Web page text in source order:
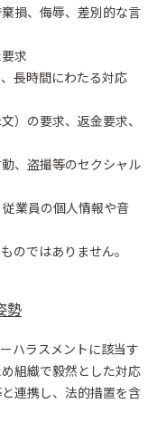
損、侮辱、差別的な言
求
長時間にわたる対応
）の要求、返金要求、
、盗撮等のセクシャル
業員の個人情報や音
のではありません。
勢
ハラスメントに該当す
組織で毅然とした対応
連携し、法的措置を含